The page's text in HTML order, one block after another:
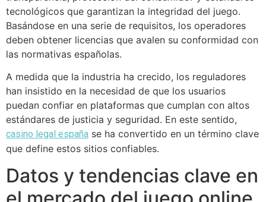
tecnológicos que garantizan la integridad del juego.
Basándose en una serie de requisitos, los operadores
deben obtener licencias que avalen su conformidad con
las normativas españolas.
A medida que la industria ha crecido, los reguladores
han insistido en la necesidad de que los usuarios
puedan confiar en plataformas que cumplan con altos
estándares de justicia y seguridad. En este sentido,
casino legal españa se ha convertido en un término clave
que define estos sitios confiables.
Datos y tendencias clave en